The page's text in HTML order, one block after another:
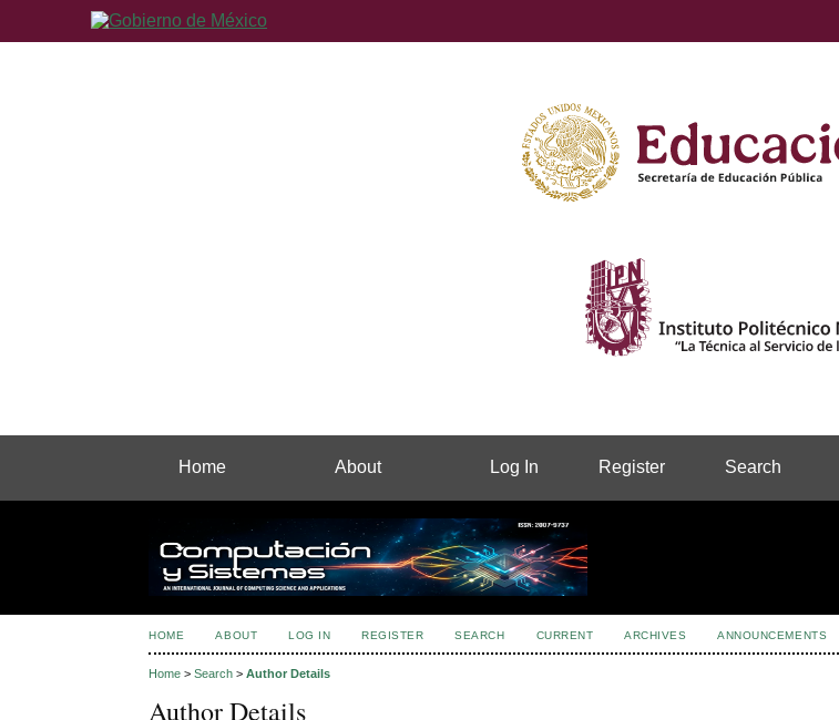
Home About Log In Register Search
HOME ABOUT LOG IN REGISTER SEARCH CURRENT ARCHIVES ANNOUNCEMENTS
Home >Search >Author Details
Author Details